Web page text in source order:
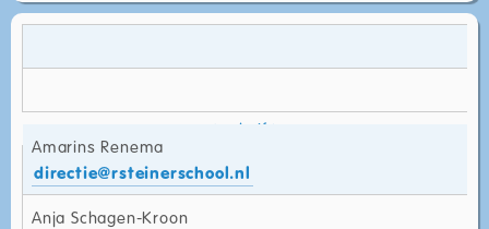
Amarins Renema
directie@rsteinerschool.nl
Anja Schagen-Kroon